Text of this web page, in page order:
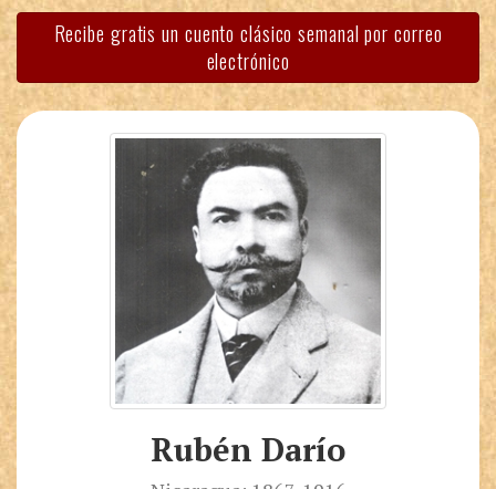
Recibe gratis un cuento clásico semanal por correo
electrónico
Rubén Darío